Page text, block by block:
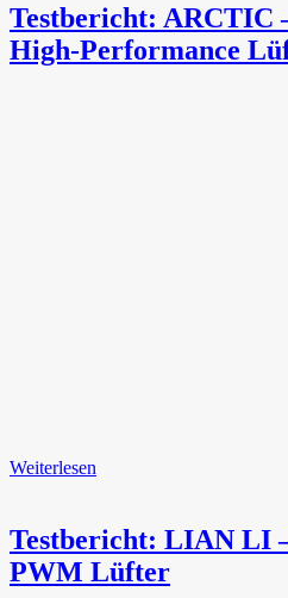
Testbericht: ARCTIC
High-Performance
Weiterlesen
Testbericht: LIAN LI
PWM Lüfter